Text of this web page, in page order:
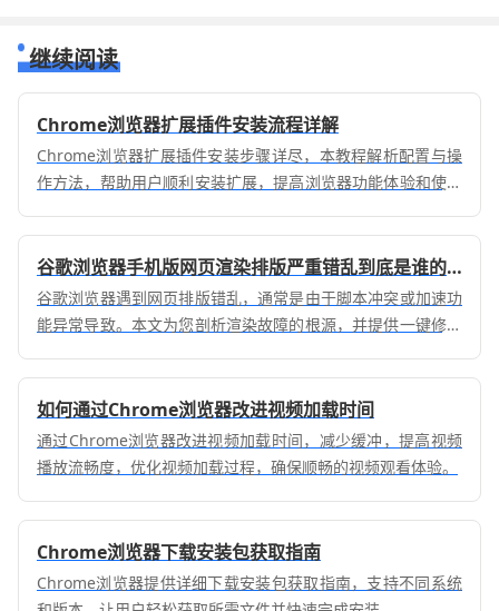
继续阅读
Chrome浏览器扩展插件安装流程详解
Chrome浏览器扩展插件安装步骤详尽，本教程解析配置与操
作方法，帮助用户顺利安装扩展，提高浏览器功能体验和使用
谷歌浏览器手机版网页渲染排版严重错乱到底是谁的锅
谷歌浏览器遇到网页排版错乱，通常是由于脚本冲突或加速功
能异常导致。本文为您剖析渲染故障的根源，并提供一键修复
如何通过Chrome浏览器改进视频加载时间
通过Chrome浏览器改进视频加载时间，减少缓冲，提高视频
播放流畅度，优化视频加载过程，确保顺畅的视频观看体验。
Chrome浏览器下载安装包获取指南
Chrome浏览器提供详细下载安装包获取指南，支持不同系统